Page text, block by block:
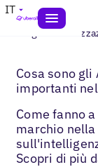
IT
Blogs>
Cosa sono gli
importanti
Come fanno
marchio
Scopri di più